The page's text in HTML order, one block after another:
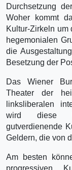
Durchsetzung
Woher kommt
Kultur-Zirkeln um
hegemonialen
die
Besetzung der
Das Wiener
Theater der
linksliberalen
wird diese
gutverdienende
Geldern, die von
Am besten
progressiven